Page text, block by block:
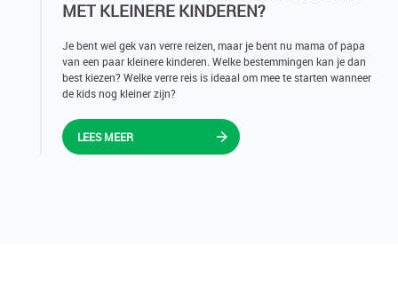
MET KLEINERE KINDEREN?
Je bent wel gek van verre reizen, maar je bent nu mama of papa
van een paar kleinere kinderen. Welke bestemmingen kan je dan
best kiezen? Welke verre reis is ideaal om mee te starten wanneer
de kids nog kleiner zijn?
LEES MEER